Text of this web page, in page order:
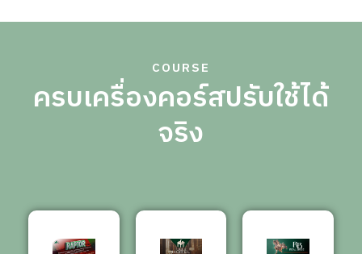
COURSE
ครบเครื่องคอร์สปรับใช้ได้
จริง